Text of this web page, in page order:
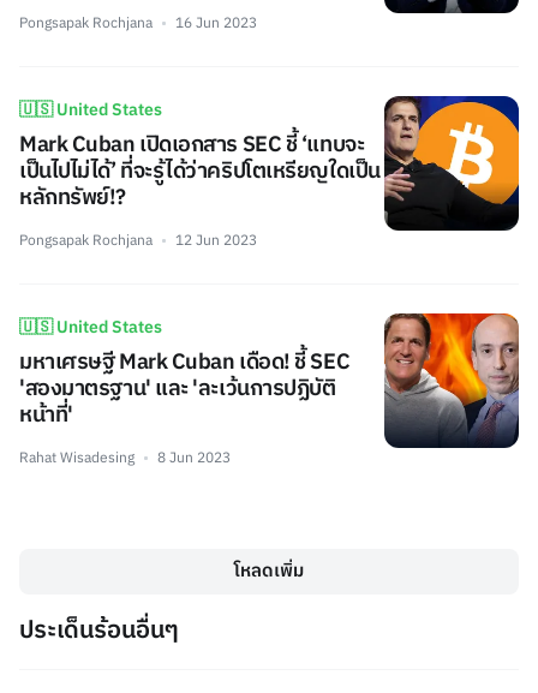
Pongsapak Rochjana 16 Jun 2023
🇺🇸 United States
Mark Cuban เปิดเอกสาร SEC ชี้ ‘แทบจะ
เป็นไปไม่ได้’ ที่จะรู้ได้ว่าคริปโตเหรียญใดเป็น
หลักทรัพย์!?
Pongsapak Rochjana 12 Jun 2023
🇺🇸 United States
มหาเศรษฐี Mark Cuban เดือด! ชี้ SEC
'สองมาตรฐาน' และ 'ละเว้นการปฏิบัติ
หน้าที่'
Rahat Wisadesing 8 Jun 2023
โหลดเพิ่ม
ประเด็นร้อนอื่นๆ